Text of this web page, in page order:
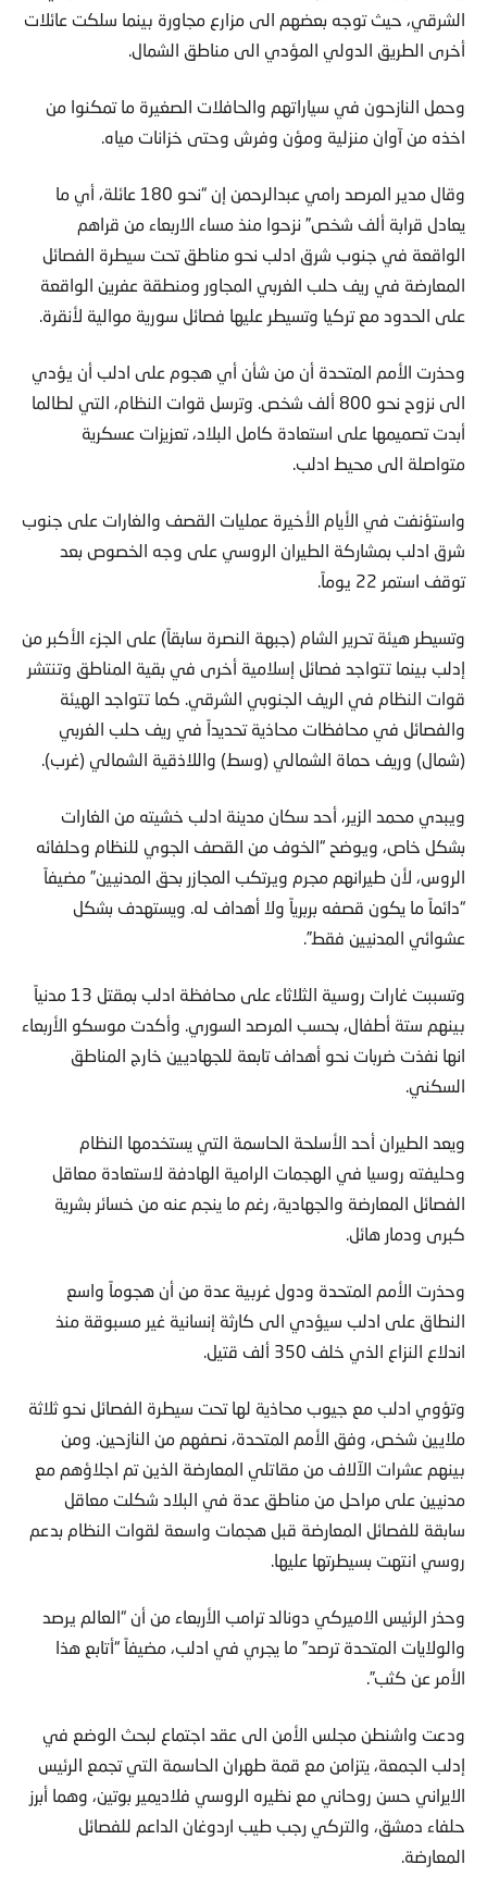
الشرقي، حيث توجه بعضهم الى مزارع مجاورة بينما سلكت عائلات
أخرى الطريق الدولي المؤدي الى مناطق الشمال.
وحمل النازحون في سياراتهم والحافلات الصغيرة ما تمكنوا من
اخذه من آوان منزلية ومؤن وفرش وحتى خزانات مياه.
وقال مدير المرصد رامي عبدالرحمن إن “نحو 180 عائلة، أي ما
يعادل قرابة ألف شخص” نزحوا منذ مساء الاربعاء من قراهم
الواقعة في جنوب شرق ادلب نحو مناطق تحت سيطرة الفصائل
المعارضة في ريف حلب الغربي المجاور ومنطقة عفرين الواقعة
على الحدود مع تركيا وتسيطر عليها فصائل سورية موالية لأنقرة.
وحذرت الأمم المتحدة أن من شأن أي هجوم على ادلب أن يؤدي
الى نزوح نحو 800 ألف شخص. وترسل قوات النظام، التي لطالما
أبدت تصميمها على استعادة كامل البلاد، تعزيزات عسكرية
متواصلة الى محيط ادلب.
واستؤنفت في الأيام الأخيرة عمليات القصف والغارات على جنوب
شرق ادلب بمشاركة الطيران الروسي على وجه الخصوص بعد
توقف استمر 22 يوماً.
وتسيطر هيئة تحرير الشام (جبهة النصرة سابقاً) على الجزء الأكبر من
إدلب بينما تتواجد فصائل إسلامية أخرى في بقية المناطق وتنتشر
قوات النظام في الريف الجنوبي الشرقي. كما تتواجد الهيئة
والفصائل في محافظات محاذية تحديداً في ريف حلب الغربي
(شمال) وريف حماة الشمالي (وسط) واللاذقية الشمالي (غرب).
ويبدي محمد الزير، أحد سكان مدينة ادلب خشيته من الغارات
بشكل خاص، ويوضح “الخوف من القصف الجوي للنظام وحلفائه
الروس، لأن طيرانهم مجرم ويرتكب المجازر بحق المدنيين” مضيفاً
“دائماً ما يكون قصفه بربرياً ولا أهداف له. ويستهدف بشكل
عشوائي المدنيين فقط”.
وتسببت غارات روسية الثلاثاء على محافظة ادلب بمقتل 13 مدنياً
بينهم ستة أطفال، بحسب المرصد السوري. وأكدت موسكو الأربعاء
انها نفذت ضربات نحو أهداف تابعة للجهاديين خارج المناطق
السكني.
ويعد الطيران أحد الأسلحة الحاسمة التي يستخدمها النظام
وحليفته روسيا في الهجمات الرامية الهادفة لاستعادة معاقل
الفصائل المعارضة والجهادية، رغم ما ينجم عنه من خسائر بشرية
كبرى ودمار هائل.
وحذرت الأمم المتحدة ودول غربية عدة من أن هجوماً واسع
النطاق على ادلب سيؤدي الى كارثة إنسانية غير مسبوقة منذ
اندلاع النزاع الذي خلف 350 ألف قتيل.
وتؤوي ادلب مع جيوب محاذية لها تحت سيطرة الفصائل نحو ثلاثة
ملايين شخص، وفق الأمم المتحدة، نصفهم من النازحين. ومن
بينهم عشرات الآلاف من مقاتلي المعارضة الذين تم اجلاؤهم مع
مدنيين على مراحل من مناطق عدة في البلاد شكلت معاقل
سابقة للفصائل المعارضة قبل هجمات واسعة لقوات النظام بدعم
روسي انتهت بسيطرتها عليها.
وحذر الرئيس الاميركي دونالد ترامب الأربعاء من أن “العالم يرصد
والولايات المتحدة ترصد” ما يجري في ادلب، مضيفاً “أتابع هذا
الأمر عن كثب”.
ودعت واشنطن مجلس الأمن الى عقد اجتماع لبحث الوضع في
إدلب الجمعة، يتزامن مع قمة طهران الحاسمة التي تجمع الرئيس
الايراني حسن روحاني مع نظيره الروسي فلاديمير بوتين، وهما أبرز
حلفاء دمشق، والتركي رجب طيب اردوغان الداعم للفصائل
المعارضة.